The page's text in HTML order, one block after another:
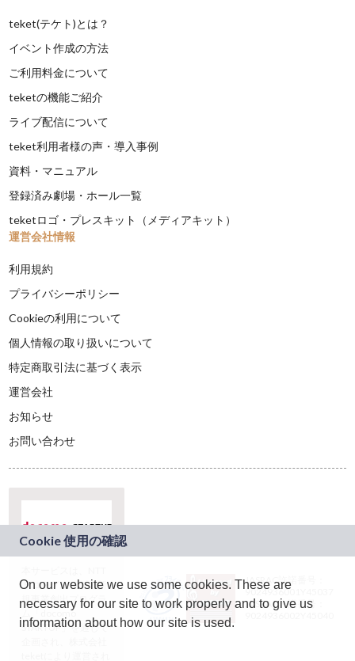
teket(テケト)とは？
イベント作成の方法
ご利用料金について
teketの機能ご紹介
ライブ配信について
teket利用者様の声・導入事例
資料・マニュアル
登録済み劇場・ホール一覧
teketロゴ・プレスキット（メディアキット）
運営会社情報
利用規約
プライバシーポリシー
Cookieの利用について
個人情報の取り扱いについて
特定商取引法に基づく表示
運営会社
お知らせ
お問い合わせ
ドコモグループの新
規事業創出プログラ
ム「docomo
STARTUP」を通じて
JASRAC許諾番号：
9024936001Y45037
JASRAC許諾番号：
On our website we use some cookies. These are
necessary for our site to work properly and to give us
information about how our site is used.